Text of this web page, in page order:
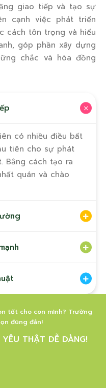
giao tiếp và tạo sự
cạnh việc phát triển
cách tôn trọng và hiểu
góp phần xây dựng
chắc và hòa đồng
có nhiều điều bất
tiên cho sự phát
Bằng cách tạo ra
quán và chào
tốt cho con mình? Trường
đúng đắn!
THẬT DỄ DÀNG!